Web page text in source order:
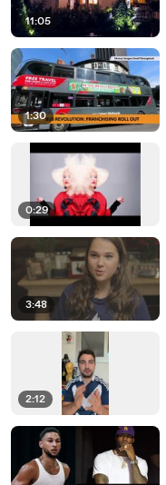
11:05
1:30
0:29
3:48
2:12